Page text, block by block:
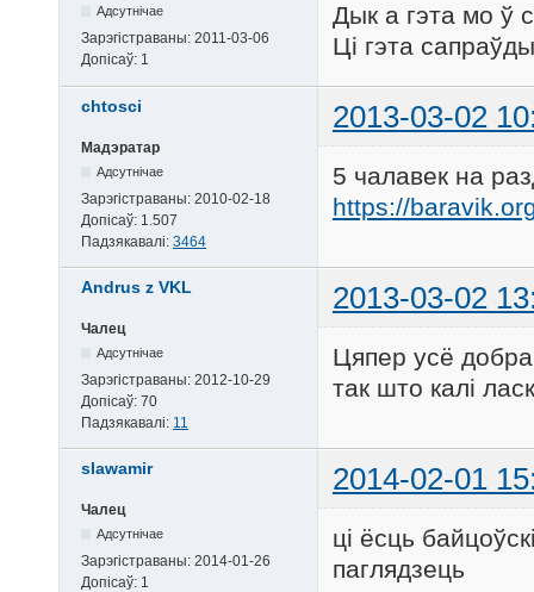
Адсутнічае
Зарэгістраваны: 2011-03-06
Допісаў: 1
Дык а гэта мо ў
Ці гэта
chtosci 2013-03-02
Мадэратар
Адсутнічае
Зарэгістраваны: 2010-02-18
Допісаў: 1.507
Падзякавалі: 3464
5 чалавек на
https://
Andrus z VKL 2013-03-02
Чалец
Адсутнічае
Зарэгістраваны: 2012-10-29
Допісаў: 70
Падзякавалі: 11
Цяпер усё
так што калі
slawamir 2014-02-01
Чалец
Адсутнічае
Зарэгістраваны: 2014-01-26
Допісаў: 1
ці ёсць
паглядзець